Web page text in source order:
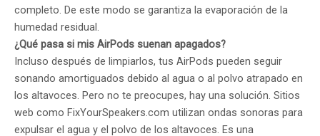
completo. De este modo se garantiza la evaporación de la
humedad residual.
¿Qué pasa si mis AirPods suenan apagados?
Incluso después de limpiarlos, tus AirPods pueden seguir
sonando amortiguados debido al agua o al polvo atrapado en
los altavoces. Pero no te preocupes, hay una solución. Sitios
web como FixYourSpeakers.com utilizan ondas sonoras para
expulsar el agua y el polvo de los altavoces. Es una